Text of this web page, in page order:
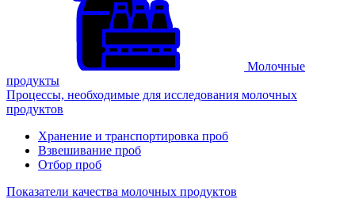
Молочные
продукты
Процессы, необходимые для исследования молочных
продуктов
Хранение и транспортировка проб
Взвешивание проб
Отбор проб
Показатели качества молочных продуктов